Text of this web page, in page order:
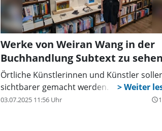
Werke von Weiran Wang in der
Buchhandlung Subtext zu sehen
Örtliche Künstlerinnen und Künstler
sichtbarer gemacht werden.
03.07.2025 11:56 Uhr query_builder